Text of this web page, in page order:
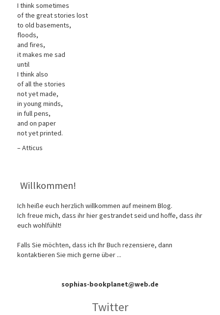
I think sometimes
of the great stories lost
to old basements,
floods,
and fires,
it makes me sad
until
I think also
of all the stories
not yet made,
in young minds,
in full pens,
and on paper
not yet printed.
– Atticus
Willkommen!
Ich heiße euch herzlich willkommen auf meinem Blog.
Ich freue mich, dass ihr hier gestrandet seid und hoffe, dass ihr
euch wohlfühlt!
Falls Sie möchten, dass ich Ihr Buch rezensiere, dann
kontaktieren Sie mich gerne über ...
sophias-bookplanet@web.de
Twitter